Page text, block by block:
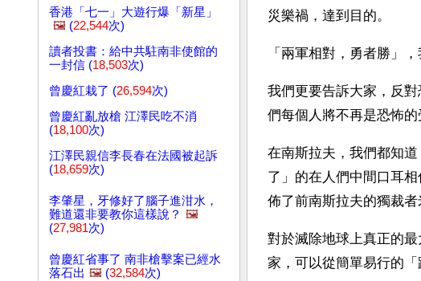
香港「七一」大遊行爆「新星」
🖼️ (22,544次)
讀者投書：給中共駐南非使館的
一封信 (18,503次)
曾慶紅栽了 (26,594次)
曾慶紅亂放槍 江澤民吃不消
(18,100次)
江澤民親信李長春在法國被起訴
(18,659次)
李肇星，牙修好了腦子進泔水，
難道還非要教你這樣說？ 🖼️
(27,981次)
曾慶紅省事了 南非槍擊案已經水
落石出 🖼️ (32,584次)
災樂禍，達到目的。
「兩軍相對，勇者勝」
我們更要告訴大家，反
們每個人將不再是恐怖的
在南斯拉夫，我們都知
了」的在人們中間口耳
佈了前南斯拉夫的獨裁者
對於滅除地球上真正的
家，可以從簡單易行的「